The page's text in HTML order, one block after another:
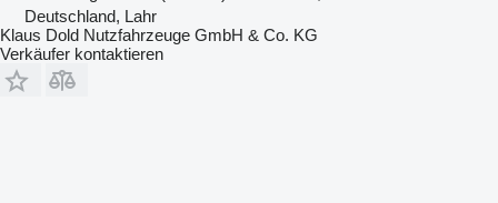
Deutschland, Lahr
Klaus Dold Nutzfahrzeuge GmbH & Co. KG
Verkäufer kontaktieren